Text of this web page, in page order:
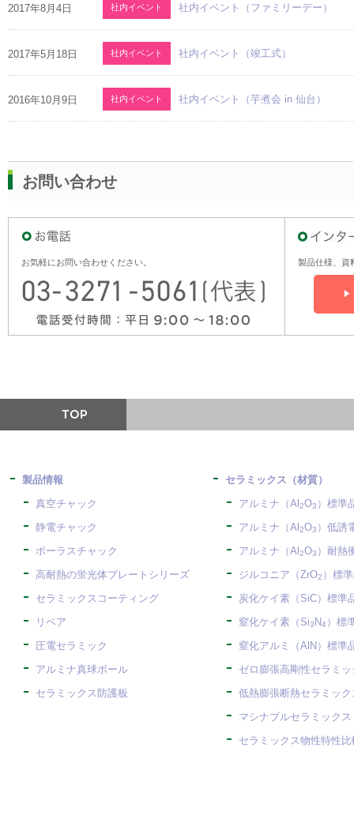
2017年8月4日 社内イベント 社内イベント（ファミリーデー）
2017年5月18日 社内イベント 社内イベント（竣工式）
2016年10月9日 社内イベント 社内イベント（芋煮会 in 仙台）
お問い合わせ
お気軽にお問い合わせください。 製品仕様、資
製品情報
真空チャック
静電チャック
ポーラスチャック
高耐熱の蛍光体プレートシリーズ
セラミックスコーティング
リペア
圧電セラミック
アルミナ真球ボール
セラミックス防護板
セラミックス（材質）
アルミナ（Al 2O3 ）標準
アルミナ（Al 2O3 ）低誘
アルミナ（Al 2O3 ）耐熱
ジルコニア（ZrO2 ）標
炭化ケイ素（SiC）標準
窒化ケイ素（Si3 N4 ）標
窒化アルミ（AlN）標準
ゼロ膨張高剛性セラミ
低熱膨張断熱セラミッ
マシナブルセラミック
セラミックス物性特性